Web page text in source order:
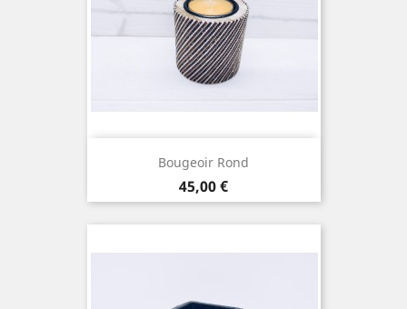
Bougeoir Rond
Prix
45,00 €